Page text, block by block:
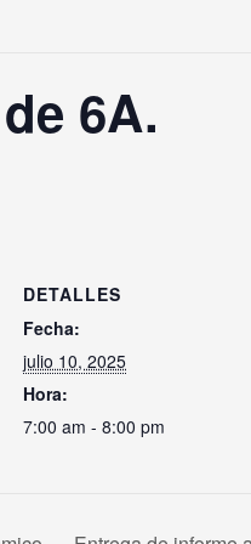
6A.
DETALLES
Fecha:
julio 10, 2025
Hora:
7:00 am - 8:00 pm